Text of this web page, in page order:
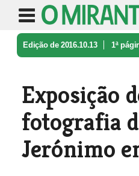
Edição de 2016.10.13 1ª
Exposição
fotografia
Jerónimo